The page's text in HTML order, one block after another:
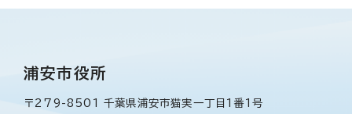
浦安市役所
〒279-8501 千葉県浦安市猫実一丁目1番1号